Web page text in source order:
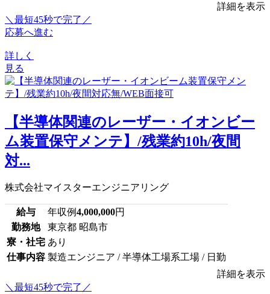
詳細を表示
＼最短45秒で完了／
応募へ進む
詳しく
見る
【半導体関連のレーザー・イオンビー
ム装置保守メンテ】/残業約10h/夜間
対...
株式会社マイスターエンジニアリング
給与 年収例4,000,000円
勤務地
東京都 昭島市
寮・社宅 あり
仕事内容 製造エンジニア / 半導体工場系工場 / 日勤
詳細を表示
＼最短45秒で完了／